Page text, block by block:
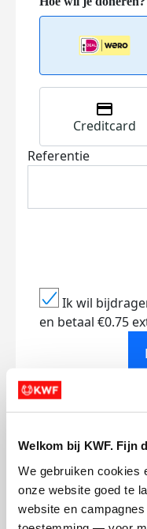
Welkom bij KWF. Fijn
We gebruiken cookies
onze website goed te
website en
Creditcard
Referentie
Ik wil
en betaal €0.75
Opgehaald
€0
Doneer